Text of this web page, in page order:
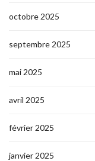
octobre 2025
septembre 2025
mai 2025
avril 2025
février 2025
janvier 2025